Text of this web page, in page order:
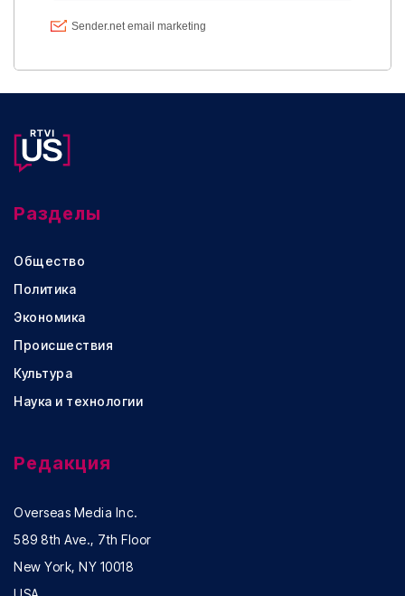
Разделы
Общество
Политика
Экономика
Происшествия
Культура
Наука и технологии
Редакция
Overseas Media Inc.
589 8th Ave., 7th Floor
New York, NY 10018